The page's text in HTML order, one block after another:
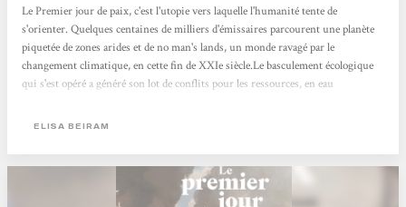
Le Premier jour de paix, c'est l'utopie vers laquelle l'humanité tente de
s'orienter. Quelques centaines de milliers d'émissaires parcourent une planète
piquetée de zones arides et de no man's lands, un monde ravagé par le
changement climatique, en cette fin de XXIe siècle.Le basculement écologique
qui s'est opéré a généré son lot de conflits pour les ressources, en eau
périodes – le 1er et le 2e Exode – ont provoqué un effondrement démographique
ELISA BEIRAM